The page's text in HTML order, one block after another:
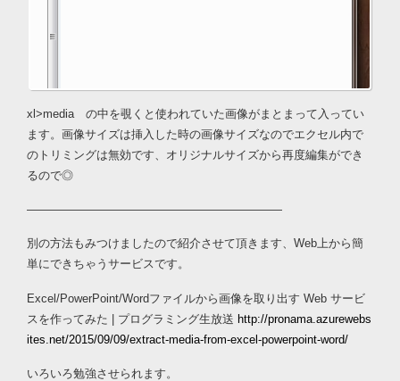
xl>media の中を覗くと使われていた画像がまとまって入ってい
ます。画像サイズは挿入した時の画像サイズなのでエクセル内で
のトリミングは無効です、オリジナルサイズから再度編集ができ
るので◎
——————————————————————
別の方法もみつけましたので紹介させて頂きます、Web上から簡
単にできちゃうサービスです。
Excel/PowerPoint/Wordファイルから画像を取り出す Web サービ
スを作ってみた | プログラミング生放送 http://pronama.azurewebs
ites.net/2015/09/09/extract-media-from-excel-powerpoint-word/
いろいろ勉強させられます。